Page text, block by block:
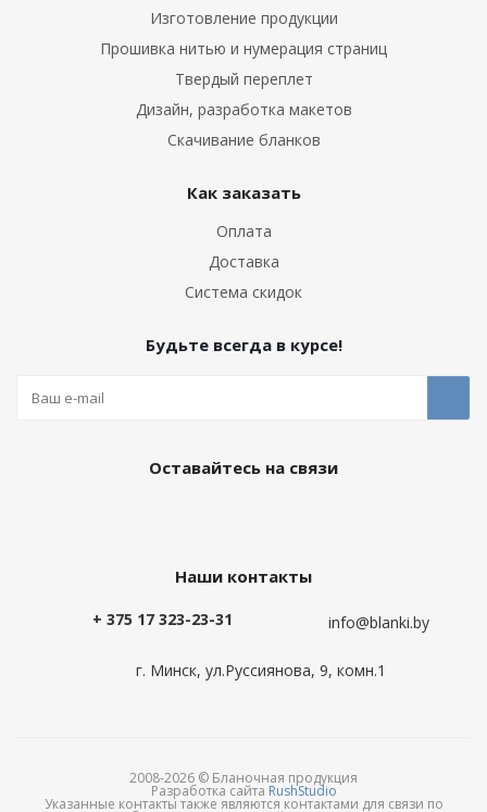
Изготовление продукции
Прошивка нитью и нумерация страниц
Твердый переплет
Дизайн, разработка макетов
Скачивание бланков
Как заказать
Оплата
Доставка
Система скидок
Будьте всегда в курсе!
Оставайтесь на связи
Наши контакты
+ 375 17 323-23-31 info@blanki.by
г. Минск, ул.Руссиянова, 9, комн.1
2008-2026 © Бланочная продукция
Разработка сайта RushStudio
Указанные контакты также являются контактами для связи по